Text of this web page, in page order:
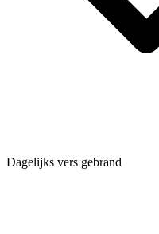
Dagelijks vers gebrand